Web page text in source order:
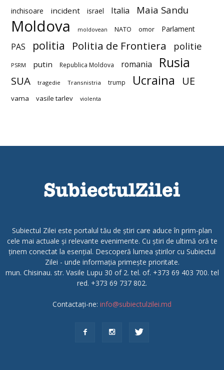
inchisoare incident israel Italia Maia Sandu
Moldova moldovean NATO omor Parlament
PAS politia Politia de Frontiera politie
PSRM putin Republica Moldova romania Rusia
SUA tragedie Transnistria trump Ucraina UE
vama vasile tarlev violenta
Subiectul Zilei este portalul tău de știri care aduce în prim-plan
cele mai actuale și relevante evenimente. Cu știri de ultimă oră te
ținem conectat la esențial. Descoperă lumea știrilor cu Subiectul
Zilei - unde informația primește prioritate.
mun. Chisinau. str. Vasile Lupu 30 of 2. tel. of. +373 69 403 700. tel
red. +373 69 737 802.
Contactați-ne: info@subiectulzilei.md